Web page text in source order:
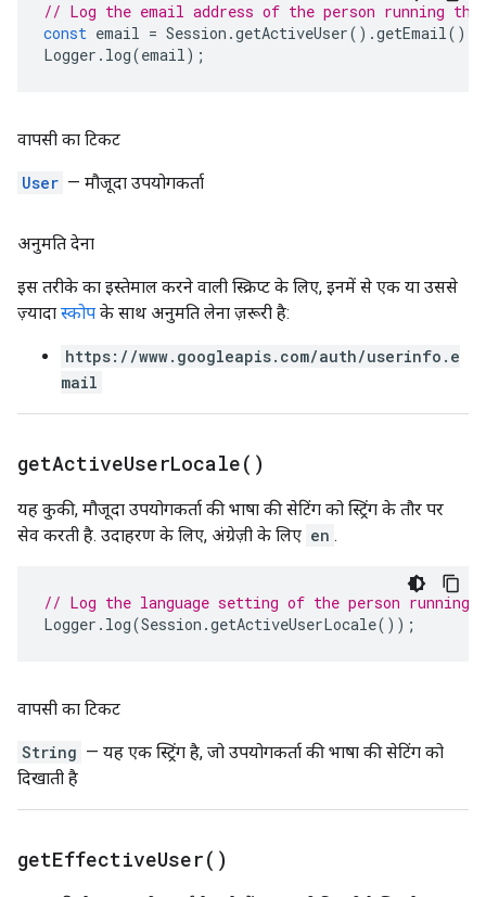
// Log the email address of the person running
const email = Session .getActiveUser().getEmail();
Logger . log(email);
वापसी का टिकट
User — मौजूदा उपयोगकर्ता
अनुमति देना
इस तरीके का इस्तेमाल करने वाली स्क्रिप्ट के लिए, इनमें से एक या उससे
ज़्यादा स्कोप के साथ अनुमति लेना ज़रूरी है:
https://www.googleapis.com/auth/userinfo.e
mail
getActiveUserLocale( )
यह कुकी, मौजूदा उपयोगकर्ता की भाषा की सेटिंग को स्ट्रिंग के तौर पर
सेव करती है. उदाहरण के लिए, अंग्रेज़ी के लिए en .
// Log the language setting of the person running
Logger . log(Session .getActiveUserLocale());
वापसी का टिकट
String — यह एक स्ट्रिंग है, जो उपयोगकर्ता की भाषा की सेटिंग को
दिखाती है
getEffectiveUser( )